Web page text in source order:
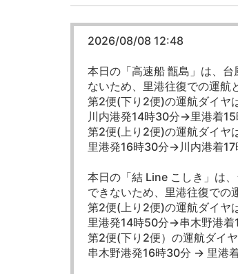
2026/08/08 12:48
本日の「高速船 甑島」は、
ないため、里港往復での運航
第2便(下り2便)の運航ダイヤは
川内港発14時30分→里港着15
第2便(上り2便)の運航ダイヤ
里港発16時30分→川内港着17
本日の「結 Line こしき」は
できないため、里港往復での
第2便(上り2便)の運航ダイヤは
里港発14時50分→串木野港着
第2便(下り2便）の運航ダイ
串木野港発16時30分 → 里港